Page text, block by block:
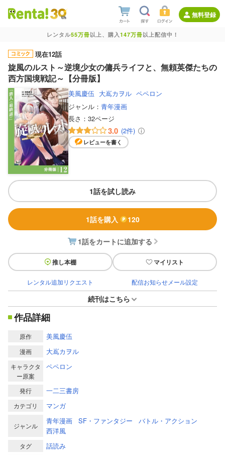
無料登録
レンタル55万冊以上、購入147万冊以上配信中！
現在12話
旋風のルスト～逆境少女の傭兵ライフと、無頼英傑たちの
西方国境戦記～【分冊版】
美風慶伍 大嶌カヲル ペペロン
ジャンル： 青年漫画
長さ： 32ページ
3.0 (2件)
レビューを書く
1話を試し読み
1話を購入 120
1話をカートに追加する
推し本棚 マイリスト
レンタル追加リクエスト 配信お知らせメール設定
続刊はこちら
作品詳細
原作 美風慶伍
漫画 大嶌カヲル
キャラクタ
ー原案
ペペロン
発行 一二三書房
カテゴリ マンガ
ジャンル
青年漫画 SF・ファンタジー
バトル・アクション
西洋風
タグ 話読み